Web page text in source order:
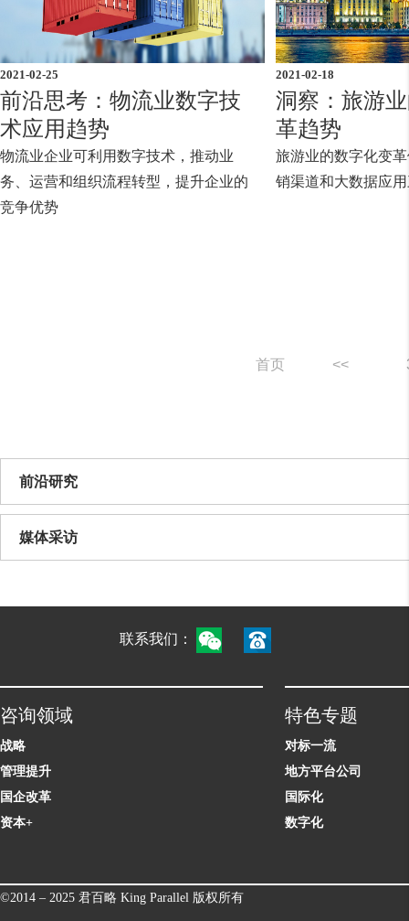
2021-02-25
前沿思考：物流业数字技
术应用趋势
物流业企业可利用数字技术，推动业
务、运营和组织流程转型，提升企业的
竞争优势
2021-02-18
洞察：旅游
革趋势
旅游业的数字化变
销渠道和大数据应
首页 <<
前沿研究
媒体采访
联系我们：
咨询领域
战略
管理提升
国企改革
资本+
特色专题
对标一流
地方平台公司
国际化
数字化
©2014 – 2025 君百略 King Parallel 版权所有